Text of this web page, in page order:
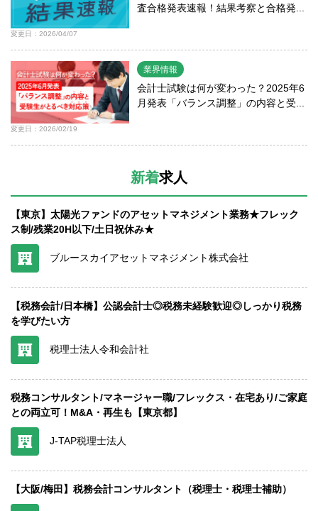
変更日：2026/04/07
査合格発表速報！結果考察と合格発...
変更日：2026/02/19
業界情報
会計士試験は何が変わった？2025年6
月発表「バランス調整」の内容と受...
新着求人
【東京】太陽光ファンドのアセットマネジメント業務★フレック
ス制/残業20H以下/土日祝休み★
ブルースカイアセットマネジメント株式会社
【税務会計/日本橋】公認会計士◎税務未経験歓迎◎しっかり税務
を学びたい方
税理士法人令和会計社
税務コンサルタント/マネージャー職/フレックス・在宅あり/ご家庭
との両立可！M&A・再生も【東京都】
J-TAP税理士法人
【大阪/梅田】税務会計コンサルタント（税理士・税理士補助）